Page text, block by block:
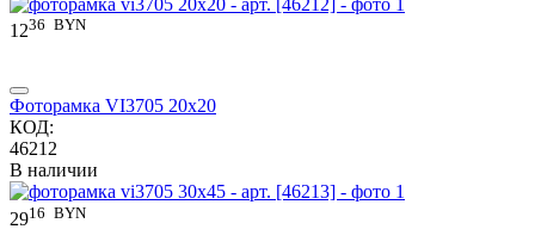
1236 BYN
Фоторамка VI3705 20x20
КОД:
46212
В наличии
2916 BYN